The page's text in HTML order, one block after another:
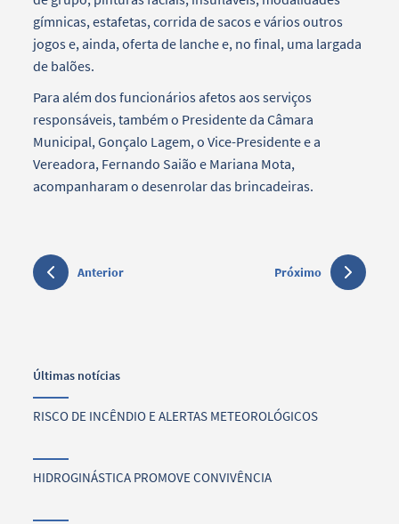
gímnicas, estafetas, corrida de sacos e vários outros
jogos e, ainda, oferta de lanche e, no final, uma largada
de balões.
Para além dos funcionários afetos aos serviços
responsáveis, também o Presidente da Câmara
Municipal, Gonçalo Lagem, o Vice-Presidente e a
Vereadora, Fernando Saião e Mariana Mota,
acompanharam o desenrolar das brincadeiras.
Anterior Próximo
Últimas notícias
RISCO DE INCÊNDIO E ALERTAS METEOROLÓGICOS
HIDROGINÁSTICA PROMOVE CONVIVÊNCIA